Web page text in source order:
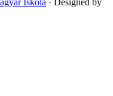
Iskola · Designed by